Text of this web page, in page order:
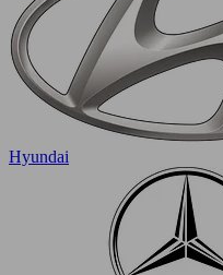
Hyundai